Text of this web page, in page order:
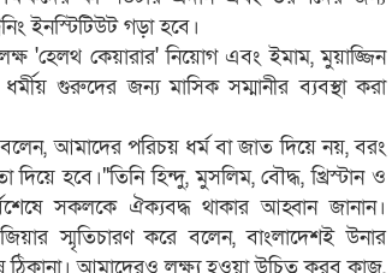
ইনস্টিটিউট গড়া হবে।
লক্ষ 'হেলথ কেয়ারার' নিয়োগ এবং ইমাম, মুয়াজ্জিন
গুরুদের জন্য মাসিক সম্মানীর ব্যবস্থা করা
আমাদের পরিচয় ধর্ম বা জাত দিয়ে নয়, বরং
দিয়ে হবে।"তিনি হিন্দু, মুসলিম, বৌদ্ধ, খ্রিস্টান ও
সকলকে ঐক্যবদ্ধ থাকার আহ্বান জানান।
স্মৃতিচারণ করে বলেন, বাংলাদেশই উনার